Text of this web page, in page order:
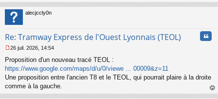
a
g
e
o
l
u
au
alecjccly0n
Re: Tramway Express de l'Ouest Lyonnais (TEOL)
e
s
s
g
26 juil. 2026, 14:54
Proposition d'un nouveau tracé TEOL :
https://www.google.com/maps/d/u/0/viewe ... 00009&z=11
Une proposition entre l'ancien T8 et le TEOL, qui pourrait plaire à la droite
comme à la gauche.
au